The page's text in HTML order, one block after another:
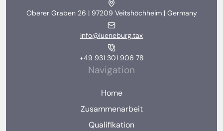
Oberer Graben 26 | 97209 Veitshöchheim | Germany
info@lueneburg.tax
+49 931 301 906 78
Navigation
Home
Zusammenarbeit
Qualifikation